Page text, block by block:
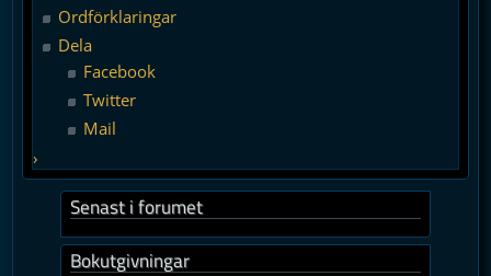
Ordförklaringar
Dela
Facebook
Twitter
Mail
›
Senast i forumet
Bokutgivningar